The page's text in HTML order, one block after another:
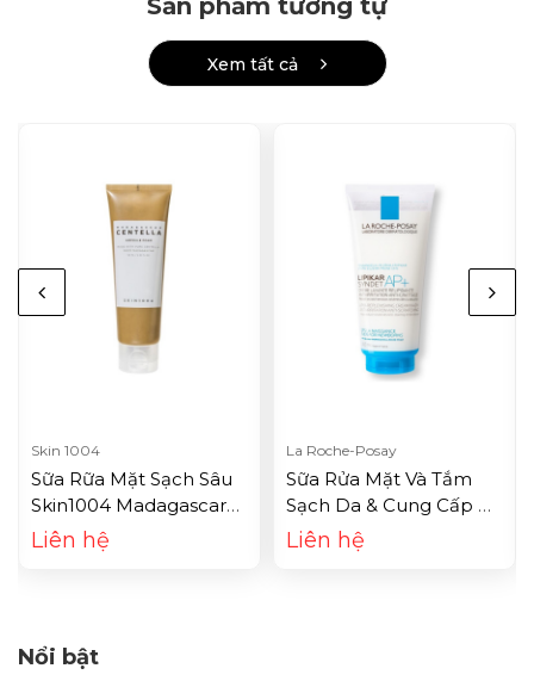
Sản phẩm tương tự
Xem tất cả
Skin 1004
Sữa Rữa Mặt Sạch Sâu
Skin1004 Madagascar
Centella Ampoule
Foam (125ml)
Liên hệ
La Roche-Posay
Sữa Rửa Mặt Và Tắm
Sạch Da & Cung Cấp Độ
Ẩm Cho Da Khô Nhạy
Cảm La Roche-Posay
Liên hệ
Nổi bật